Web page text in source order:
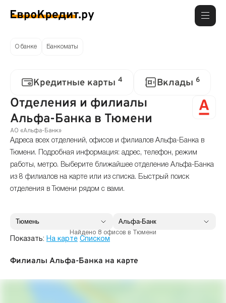
О банке Банкоматы
Кредитные карты 4 Вклады 6
Отделения и филиалы
Альфа-Банка в Тюмени
АО «Альфа-Банк»
Адреса всех отделений, офисов и филиалов Альфа-Банка в
Тюмени. Подробная информация: адрес, телефон, режим
работы, метро. Выберите ближайшее отделение Альфа-Банка
из 8 филиалов на карте или из списка. Быстрый поиск
отделения в Тюмени рядом с вами.
Найдено 8 офисов в Тюмени
Показать: На карте Списком
Филиалы Альфа-Банка на карте